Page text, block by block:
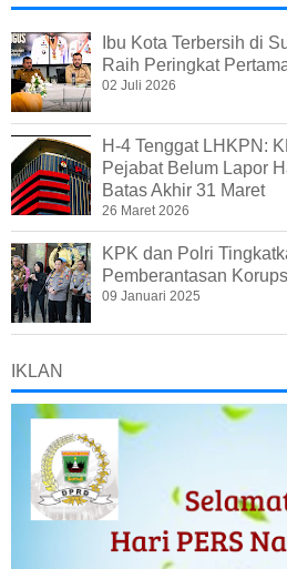
Ibu Kota Terbersih di
Raih Peringkat
02 Juli 2026
H-4 Tenggat LHKPN:
Pejabat Belum Lapor
Batas Akhir 31 Maret
26 Maret 2026
KPK dan Polri
Pemberantasan
09 Januari 2025
IKLAN